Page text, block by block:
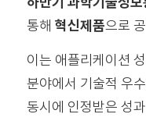
통해 혁신제품으로
이는 애플리케이션
분야에서 기술적 우
동시에 인정받은 성